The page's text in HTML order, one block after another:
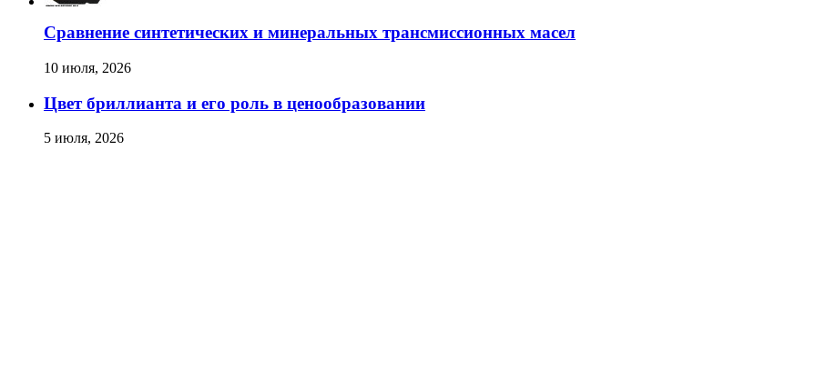
Сравнение синтетических и минеральных трансмиссионных масел
10 июля, 2026
Цвет бриллианта и его роль в ценообразовании
5 июля, 2026